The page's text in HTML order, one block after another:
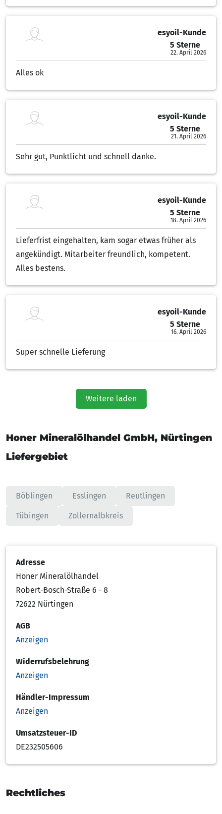
Adresse
Honer Mineralölhandel
Robert-Bosch-Straße 6 - 8
72622 Nürtingen
AGB
Anzeigen
Widerrufsbelehrung
Anzeigen
Händler-Impressum
Anzeigen
Umsatzsteuer-ID
DE232505606
esyoil-Kunde
5 Sterne
22. April 2026
Alles ok
esyoil-Kunde
5 Sterne
21. April 2026
Sehr gut, Punktlicht und schnell danke.
esyoil-Kunde
5 Sterne
18. April 2026
Lieferfrist eingehalten, kam sogar etwas früher als
angekündigt. Mitarbeiter freundlich, kompetent.
Alles bestens.
esyoil-Kunde
5 Sterne
16. April 2026
Super schnelle Lieferung
Weitere laden
Honer Mineralölhandel GmbH, Nürtingen
Liefergebiet
Böblingen Esslingen Reutlingen
Tübingen Zollernalbkreis
Rechtliches